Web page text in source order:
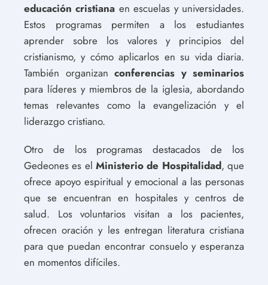
educación cristiana en escuelas y universidades.
Estos programas permiten a los estudiantes
aprender sobre los valores y principios del
cristianismo, y cómo aplicarlos en su vida diaria.
También organizan conferencias y seminarios
para líderes y miembros de la iglesia, abordando
temas relevantes como la evangelización y el
liderazgo cristiano.
Otro de los programas destacados de los
Gedeones es el Ministerio de Hospitalidad, que
ofrece apoyo espiritual y emocional a las personas
que se encuentran en hospitales y centros de
salud. Los voluntarios visitan a los pacientes,
ofrecen oración y les entregan literatura cristiana
para que puedan encontrar consuelo y esperanza
en momentos difíciles.